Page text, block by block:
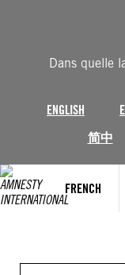
Dans quelle
ENGLISH
简中
FRENCH